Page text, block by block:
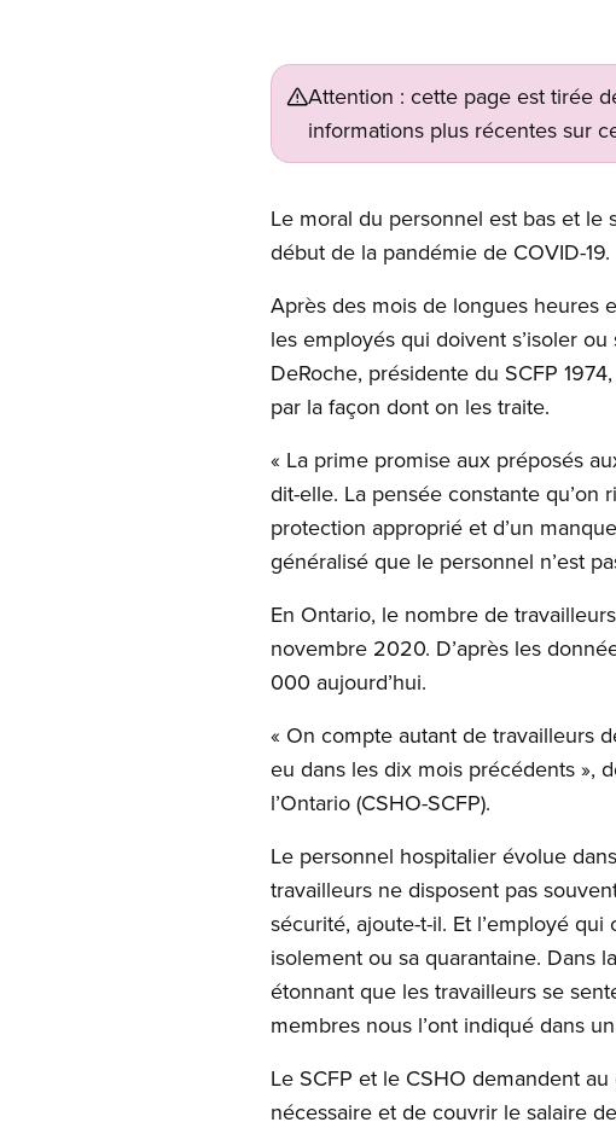
Attention : cette page est tirée
informations plus récentes sur
Le moral du personnel est bas et le
début de la pandémie de COVID-19.
Après des mois de longues heures
les employés qui doivent s’isoler
DeRoche, présidente du SCFP
par la façon dont on les traite.
« La prime promise aux préposés
dit-elle. La pensée constante qu’on
protection approprié et d’un
généralisé que le personnel n’est
En Ontario, le nombre de
novembre 2020. D’après les
000 aujourd’hui.
« On compte autant de travailleurs
eu dans les dix mois précédents »,
l’Ontario (CSHO-SCFP).
Le personnel hospitalier évolue
travailleurs ne disposent pas
sécurité, ajoute-t-il. Et l’employé
isolement ou sa quarantaine. Dans
étonnant que les travailleurs se
membres nous l’ont indiqué dans
Le SCFP et le CSHO demandent
nécessaire et de couvrir le salaire